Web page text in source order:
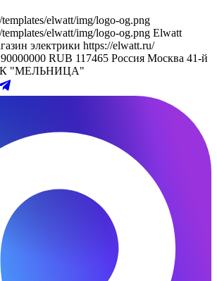
elwatt/img/logo-og.png
elwatt/img/logo-og.png Elwatt
электрики https://elwatt.ru/
RUB 117465 Россия Москва 41-й
"МЕЛЬНИЦА"